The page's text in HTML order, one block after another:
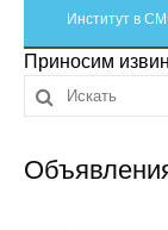
Институт в
Приносим